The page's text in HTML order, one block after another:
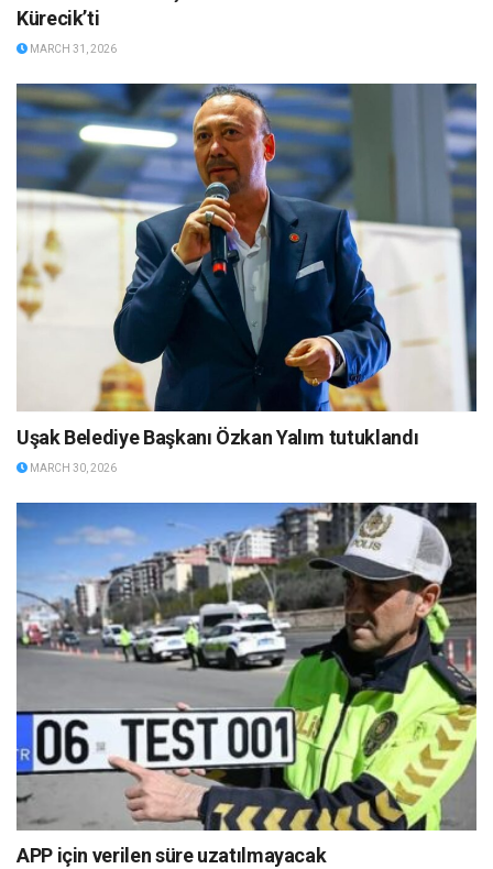
Kürecik’ti
MARCH 31, 2026
Uşak Belediye Başkanı Özkan Yalım tutuklandı
MARCH 30, 2026
APP için verilen süre uzatılmayacak